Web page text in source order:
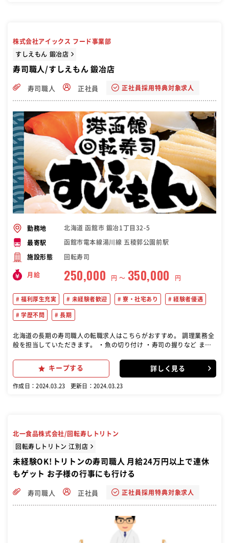
株式会社アイックス フード事業部
すしえもん 鍛冶店
寿司職人/すしえもん 鍛冶店
寿司職人 正社員 正社員採用特典対象求人
勤務地 北海道 函館市 鍛冶1丁目32-5
最寄駅 函館市電本線湯川線 五稜郭公園前駅
施設形態 回転寿司
月給 250,000 円 〜 350,000 円
福利厚生充実 未経験者歓迎 寮・社宅あり 経験者優遇
学歴不問 長期
北海道の長期の寿司職人の転職求人はこちらがおすすめ。 調理業務全
般を担当していただきます。 ・魚の切り付け ・寿司の握りなど また
行っていただきます。 （安心POINT★） 基本的に店舗には複数社員
を配置しています。 自分以外はアルバイトだけということがないので
後、未経験の方には研修専門スタッフが指導します。 その後、料理長
キープする 詳しく見る
作成日：2024.03.23 更新日：2024.03.23
北一食品株式会社/回転寿しトリトン
回転寿しトリトン 江別店
未経験OK!トリトンの寿司職人 月給24万円以上で連休
もゲット お子様の行事にも行ける
寿司職人 正社員 正社員採用特典対象求人